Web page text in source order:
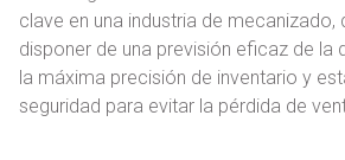
clave en una industria de mecanizado,
disponer de una previsión eficaz de la
la máxima precisión de inventario y
seguridad para evitar la pérdida de